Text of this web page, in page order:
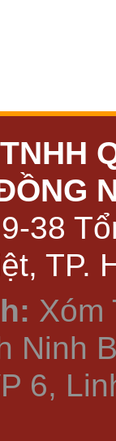
38
TP.
Xóm
Ninh
6,